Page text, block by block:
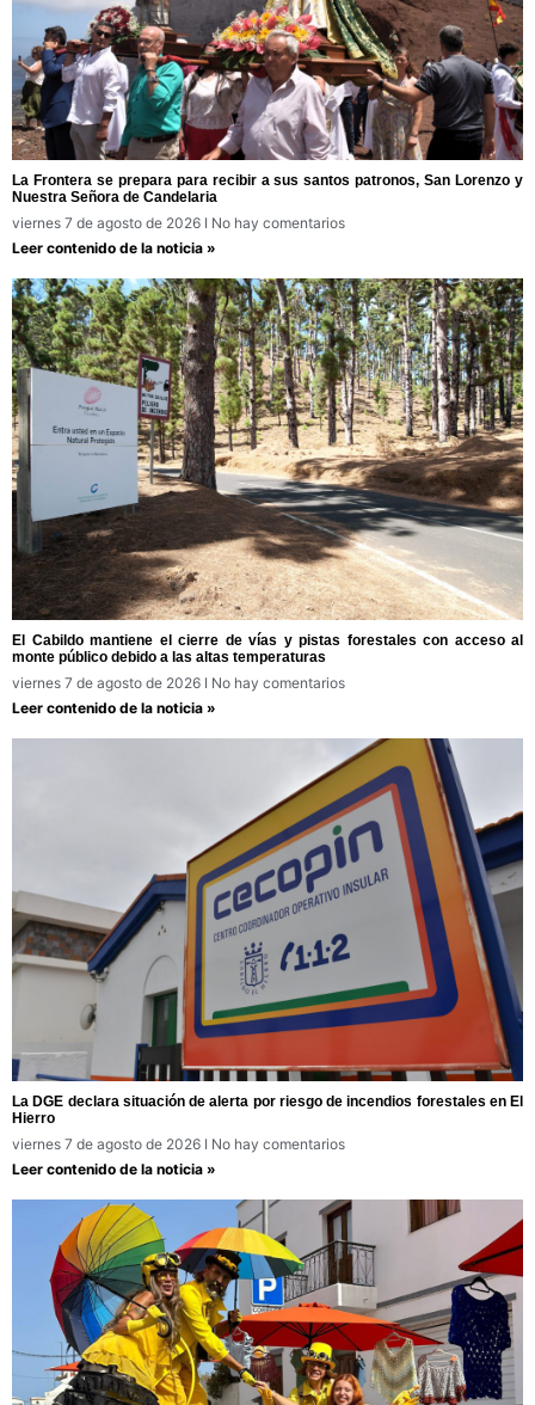
La Frontera se prepara para recibir a sus santos patronos, San Lorenzo y
Nuestra Señora de Candelaria
viernes 7 de agosto de 2026
No hay comentarios
Leer contenido de la noticia »
El Cabildo mantiene el cierre de vías y pistas forestales con acceso al
monte público debido a las altas temperaturas
viernes 7 de agosto de 2026
No hay comentarios
Leer contenido de la noticia »
La DGE declara situación de alerta por riesgo de incendios forestales en El
Hierro
viernes 7 de agosto de 2026
No hay comentarios
Leer contenido de la noticia »